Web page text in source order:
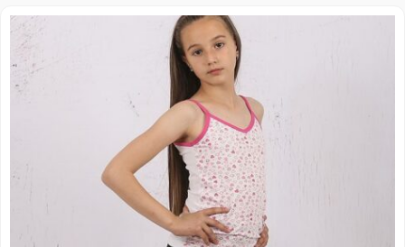
Распон
цена:
од
839.00 рсд
до
1,139.00 рсд